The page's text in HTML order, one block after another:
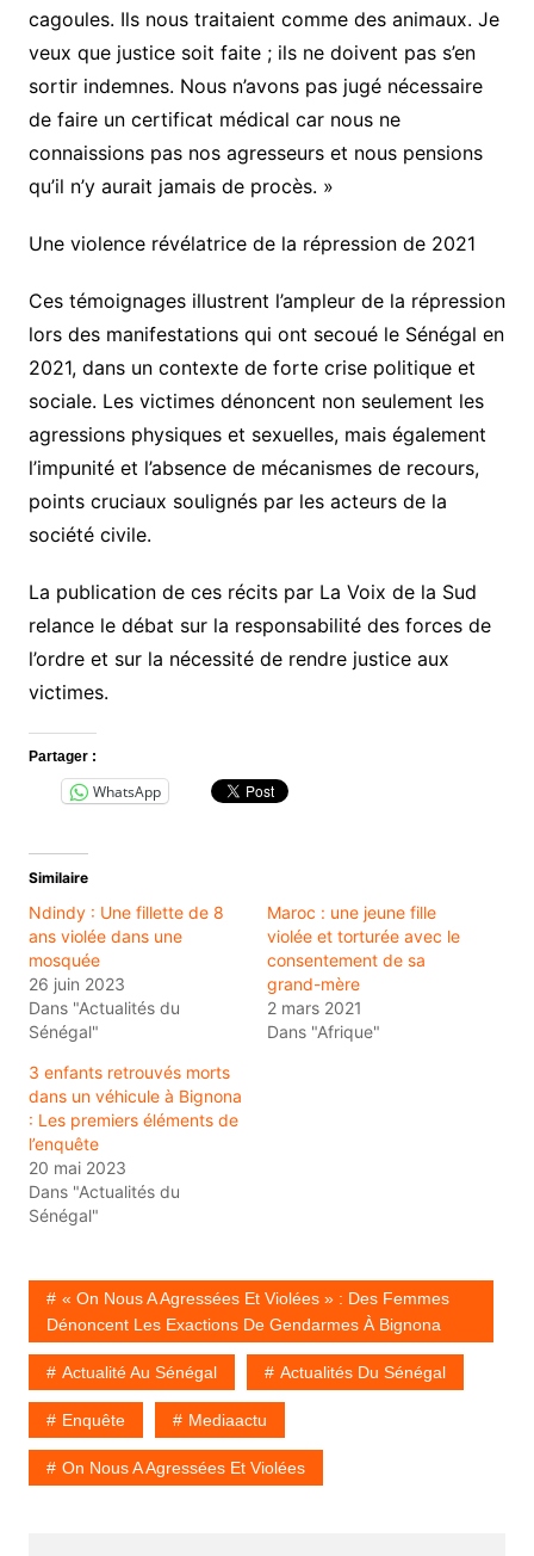
cagoules. Ils nous traitaient comme des animaux. Je
veux que justice soit faite ; ils ne doivent pas s’en
sortir indemnes. Nous n’avons pas jugé nécessaire
de faire un certificat médical car nous ne
connaissions pas nos agresseurs et nous pensions
qu’il n’y aurait jamais de procès. »
Une violence révélatrice de la répression de 2021
Ces témoignages illustrent l’ampleur de la répression
lors des manifestations qui ont secoué le Sénégal en
2021, dans un contexte de forte crise politique et
sociale. Les victimes dénoncent non seulement les
agressions physiques et sexuelles, mais également
l’impunité et l’absence de mécanismes de recours,
points cruciaux soulignés par les acteurs de la
société civile.
La publication de ces récits par La Voix de la Sud
relance le débat sur la responsabilité des forces de
l’ordre et sur la nécessité de rendre justice aux
victimes.
Partager :
WhatsApp
Similaire
Ndindy : Une fillette de 8
ans violée dans une
mosquée
26 juin 2023
Dans "Actualités du
Sénégal"
Maroc : une jeune fille
violée et torturée avec le
consentement de sa
grand-mère
2 mars 2021
Dans "Afrique"
3 enfants retrouvés morts
dans un véhicule à Bignona
: Les premiers éléments de
l’enquête
20 mai 2023
Dans "Actualités du
Sénégal"
« On Nous A Agressées Et Violées » : Des Femmes
Dénoncent Les Exactions De Gendarmes À Bignona
Actualité Au Sénégal Actualités Du Sénégal
Enquête Mediaactu
On Nous A Agressées Et Violées